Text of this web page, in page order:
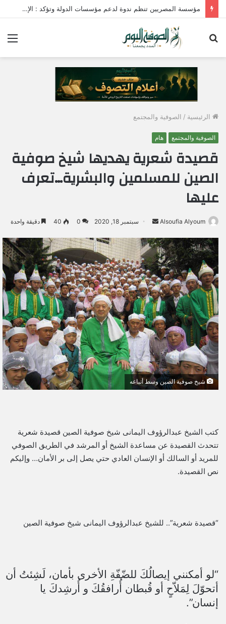
مؤسسة المصريين تنظم ندوة لدعم مؤسسات الدولة وتؤكد : الإصطفاف الوطني وبناء الوعي المجتمعي ضرورة لمواجهة التحديات وحماية الأمن القومي المصري
الرئيسية / الصوفية والمجتمع
الصوفية والمجتمع هام
قصيدة شعرية يهديها شيخ صوفية
الصين للمسلمين والبشرية…تعرف
عليها
Alsoufia Alyoum
س
ل
ب
ر
ي
د
ا
إ
ل
ك
ت
ر
و
سبتمبر 18, 2020 0
40 دقيقة واحدة
شيخ صوفية الصين وسط أتباعه
كتب الشيخ عبدالرؤوف اليمانى شيخ صوفية الصين قصيدة شعرية
تتحدث القصيدة عن مساعدة الشيخ أو المرشد في الطريق الصوفي
للمريد أو السالك أو الإنسان العادي حتي يصل إلى بر الأمان… وإليكم
نص القصيدة.
“قصيدة شعرية”.. للشيخ عبدالرؤوف اليمانى شيخ صوفية الصين
“لو أمكنني إيصالُكَ للضّفّةِ الأخرى بأمان، لَشِئتُ أن
أتحوّلَ لِمَلاّحٍ أو قُبطان أُرافقُكَ و أُرشِدكَ يا
إنسان”.